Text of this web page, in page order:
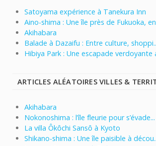
Satoyama expérience à Tanekura Inn
Aino-shima : Une île près de Fukuoka,
Akihabara
Balade à Dazaifu : Entre culture,
Hibiya Park : Une escapade verdoyante
ARTICLES ALÉATOIRES VILLES &
Akihabara
Nokonoshima : l’île fleurie pour s’évade...
La villa Ôkôchi Sansô à Kyoto
Shikano-shima : Une île paisible à